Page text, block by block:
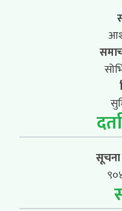
सूचना